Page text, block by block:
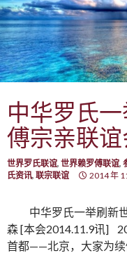
中华罗氏
傅宗亲联
世界罗氏联谊, 世界赖罗傅联谊,
氏资讯, 联宗联谊 2014 年
中华罗氏一举刷新
森 [本会2014.11.9讯]
首都——北京，大家为